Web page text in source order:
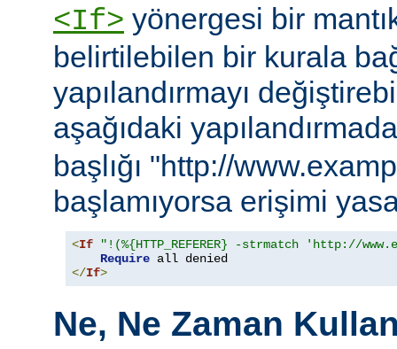
<If> yönergesi bir
belirtilebilen bir kurala
yapılandırmayı
aşağıdaki
başlığı "http://
başlamıyorsa erişimi
<If
"!(%{HTTP_REFERER} -strmatch 'http://
Require
</If>
Ne, Ne Zaman